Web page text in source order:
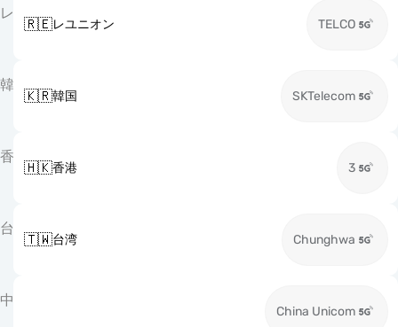
レ
🇷🇪レユニオン TELCO
韓
🇰🇷韓国 SKTelecom
香
🇭🇰香港 3
台
🇹🇼台湾 Chunghwa
中
China Unicom